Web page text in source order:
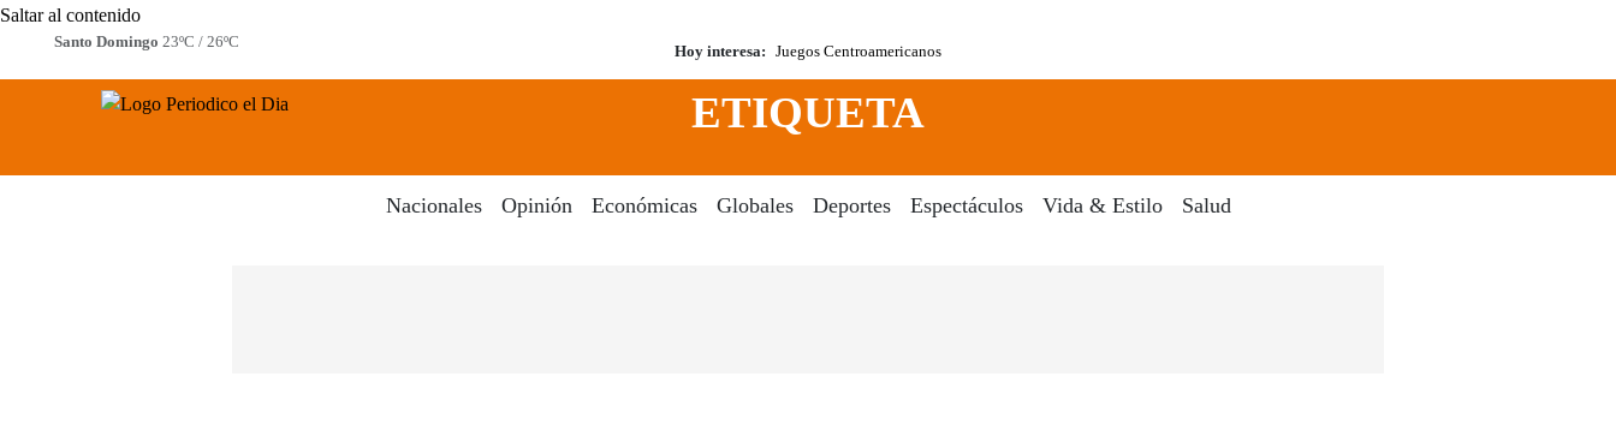
Saltar al contenido
Santo Domingo 23ºC / 26ºC
Hoy interesa: Juegos Centroamericanos
Search
ETIQUETA
Nacionales Opinión Económicas Globales Deportes Espectáculos Vida & Estilo Salud